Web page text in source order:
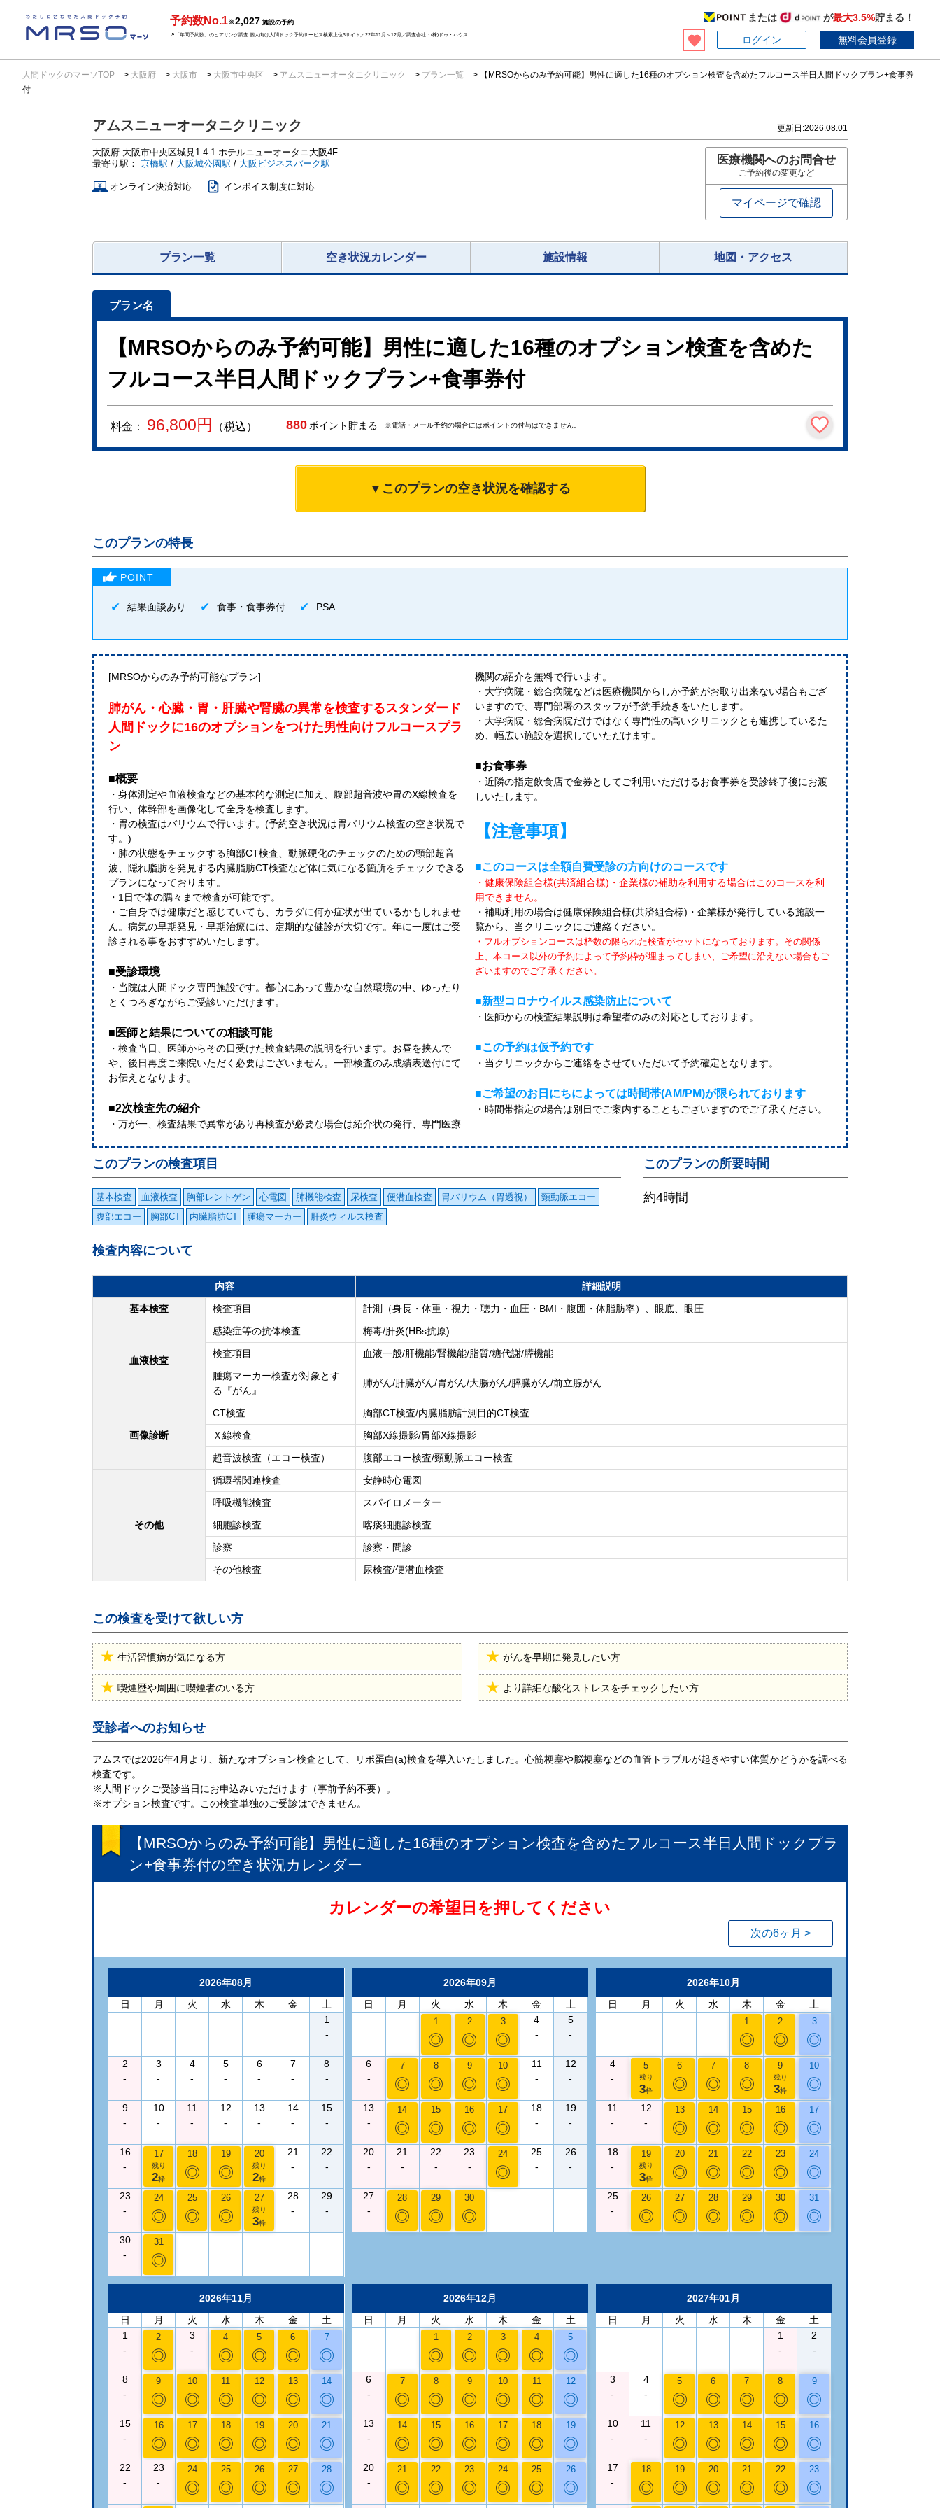
予約数No.1※2,027 施設の予約
※「年間予約数」のヒアリング調査 個人向け人間ドック予約サービス検索上位3サイト／22年11月～12月／調査会社：(株)ドゥ・ハウス
または が最大3.5%貯まる！
ログイン
無料会員登録
人間ドックのマーソTOP 大阪府 大阪市 大阪市中央区 アムスニューオータニクリニック プラン一覧
【MRSOからのみ予約可能】男性に適した16種のオプション検査を含めたフルコース半日人間ドックプラン+食事券
付
アムスニューオータニクリニック 更新日:2026.08.01
大阪府 大阪市中央区城見1-4-1 ホテルニューオータニ大阪4F
最寄り駅： 京橋駅 / 大阪城公園駅 / 大阪ビジネスパーク駅
オンライン決済対応 インボイス制度に対応
医療機関へのお問合せ
ご予約後の変更など
マイページで確認
プラン一覧 空き状況カレンダー 施設情報 地図・アクセス
【MRSOからのみ予約可能】男性に適した16種のオプション検査を含めた
フルコース半日人間ドックプラン+食事券付
料金： 96,800円 （税込） 880 ポイント貯まる ※電話・メール予約の場合にはポイントの付与はできません。
▼このプランの空き状況を確認する
このプランの特長
結果面談あり 食事・食事券付 PSA
[MRSOからのみ予約可能なプラン]
肺がん・心臓・胃・肝臓や腎臓の異常を検査するスタンダード
人間ドックに16のオプションをつけた男性向けフルコースプラ
ン
■概要
・身体測定や血液検査などの基本的な測定に加え、腹部超音波や胃のX線検査を
行い、体幹部を画像化して全身を検査します。
・胃の検査はバリウムで行います。(予約空き状況は胃バリウム検査の空き状況で
す。)
・肺の状態をチェックする胸部CT検査、動脈硬化のチェックのための頸部超音
波、隠れ脂肪を発見する内臓脂肪CT検査など体に気になる箇所をチェックできる
プランになっております。
・1日で体の隅々まで検査が可能です。
・ご自身では健康だと感じていても、カラダに何か症状が出ているかもしれませ
ん。病気の早期発見・早期治療には、定期的な健診が大切です。年に一度はご受
診される事をおすすめいたします。
■受診環境
・当院は人間ドック専門施設です。都心にあって豊かな自然環境の中、ゆったり
とくつろぎながらご受診いただけます。
■医師と結果についての相談可能
・検査当日、医師からその日受けた検査結果の説明を行います。お昼を挟んで
や、後日再度ご来院いただく必要はございません。一部検査のみ成績表送付にて
お伝えとなります。
■2次検査先の紹介
・万が一、検査結果で異常があり再検査が必要な場合は紹介状の発行、専門医療
機関の紹介を無料で行います。
・大学病院・総合病院などは医療機関からしか予約がお取り出来ない場合もござ
いますので、専門部署のスタッフが予約手続きをいたします。
・大学病院・総合病院だけではなく専門性の高いクリニックとも連携しているた
め、幅広い施設を選択していただけます。
■お食事券
・近隣の指定飲食店で金券としてご利用いただけるお食事券を受診終了後にお渡
しいたします。
【注意事項】
■このコースは全額自費受診の方向けのコースです
・健康保険組合様(共済組合様)・企業様の補助を利用する場合はこのコースを利
用できません。
・補助利用の場合は健康保険組合様(共済組合様)・企業様が発行している施設一
覧から、当クリニックにご連絡ください。
・フルオプションコースは枠数の限られた検査がセットになっております。その関係
上、本コース以外の予約によって予約枠が埋まってしまい、ご希望に沿えない場合もご
ざいますのでご了承ください。
■新型コロナウイルス感染防止について
・医師からの検査結果説明は希望者のみの対応としております。
■この予約は仮予約です
・当クリニックからご連絡をさせていただいて予約確定となります。
■ご希望のお日にちによっては時間帯(AM/PM)が限られております
・時間帯指定の場合は別日でご案内することもございますのでご了承ください。
このプランの所要時間
約4時間
このプランの検査項目
基本検査 血液検査 胸部レントゲン 心電図 肺機能検査 尿検査 便潜血検査 胃バリウム（胃透視）
頸動脈エコー
腹部エコー
胸部CT 内臓脂肪CT 腫瘍マーカー 肝炎ウィルス検査
検査内容について
内容
詳細説明
基本検査
検査項目 計測（身長・体重・視力・聴力・血圧・BMI・腹囲・体脂肪率）、眼底、眼圧
血液検査
感染症等の抗体検査
梅毒/肝炎(HBs抗原)
検査項目
血液一般/肝機能/腎機能/脂質/糖代謝/膵機能
腫瘍マーカー検査が対象とす
る『がん』
肺がん/肝臓がん/胃がん/大腸がん/膵臓がん/前立腺がん
画像診断
CT検査
胸部CT検査/内臓脂肪計測目的CT検査
Ｘ線検査
胸部X線撮影/胃部X線撮影
超音波検査（エコー検査）
腹部エコー検査/頸動脈エコー検査
その他
循環器関連検査
安静時心電図
呼吸機能検査
スパイロメーター
細胞診検査
喀痰細胞診検査
診察
診察・問診
その他検査
尿検査/便潜血検査
この検査を受けて欲しい方
生活習慣病が気になる方 がんを早期に発見したい方
喫煙歴や周囲に喫煙者のいる方 より詳細な酸化ストレスをチェックしたい方
受診者へのお知らせ
アムスでは2026年4月より、新たなオプション検査として、リポ蛋白(a)検査を導入いたしました。心筋梗塞や脳梗塞などの血管トラブルが起きやすい体質かどうかを調べる
検査です。
※人間ドックご受診当日にお申込みいただけます（事前予約不要）。
※オプション検査です。この検査単独のご受診はできません。
【MRSOからのみ予約可能】男性に適した16種のオプション検査を含めたフルコース半日人間ドックプラ
ン+食事券付の空き状況カレンダー
カレンダーの希望日を押してください
次の6ヶ月 >
2026年08月
日
月 火 水 木 金
土
1
-
2
-
3
-
4
-
5
-
6
-
7
-
8
-
9
-
10
-
11
-
12
-
13
-
14
-
15
-
16
-
17
残り
2枠
18
◎
19
◎
20
残り
2枠
21
-
22
-
23
-
24
◎
25
◎
26
◎
27
残り
3枠
28
-
29
-
30
-
31
◎
2026年09月
日
月 火 水 木 金 土
1
◎
2
◎
3
◎
4
-
5
-
6
-
7
◎
8
◎
9
◎
10
◎
11
-
12
-
13
-
14
◎
15
◎
16
◎
17
◎
18
-
19
-
20
-
21
-
22
-
23
-
24
◎
25
-
26
-
27
-
28
◎
29
◎
30
◎
2026年10月
日
月 火 水 木 金 土
1
◎
2
◎
3
◎
4
-
5
残り
3枠
6
◎
7
◎
8
◎
9
残り
3枠
10
◎
11
-
12
-
13
◎
14
◎
15
◎
16
◎
17
◎
18
-
19
残り
3枠
20
◎
21
◎
22
◎
23
◎
24
◎
25
-
26
◎
27
◎
28
◎
29
◎
30
◎
31
◎
2026年11月
日
月 火 水 木 金
土
1
-
2
◎
3
-
4
◎
5
◎
6
◎
7
◎
8
-
9
◎
10
◎
11
◎
12
◎
13
◎
14
◎
15
-
16
◎
17
◎
18
◎
19
◎
20
◎
21
◎
22
-
23
-
24
◎
25
◎
26
◎
27
◎
28
◎
2026年12月
日
月 火 水 木 金 土
1
◎
2
◎
3
◎
4
◎
5
◎
6
-
7
◎
8
◎
9
◎
10
◎
11
◎
12
◎
13
-
14
◎
15
◎
16
◎
17
◎
18
◎
19
◎
20
-
21
◎
22
◎
23
◎
24
◎
25
◎
26
◎
2027年01月
日
月 火 水 木 金
土
1
-
2
-
3
-
4
-
5
◎
6
◎
7
◎
8
◎
9
◎
10
-
11
-
12
◎
13
◎
14
◎
15
◎
16
◎
17
-
18
◎
19
◎
20
◎
21
◎
22
◎
23
◎